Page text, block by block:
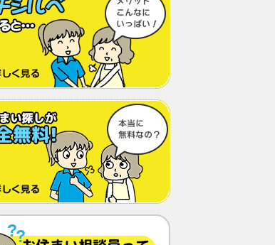
無料の理由
談の流れ
いて
人ホームの種類が複雑でわからな
・・
どんな人が入居しているの？
望してもなかなか入れないのでは？
調や病状が悪化しても最後まで住め
すか？
認知症でも入れますか？
居金が無料～何千万円と大きな差が
あるけど、どこが違うの？